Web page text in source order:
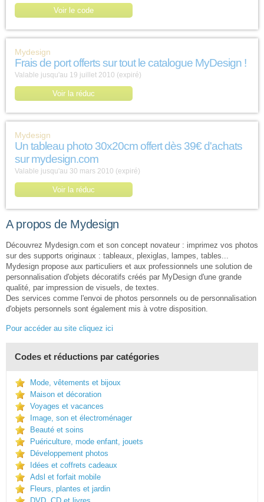
Voir le code
Mydesign
Frais de port offerts sur tout le catalogue MyDesign !
Valable jusqu'au 19 juillet 2010 (expiré)
Voir la réduc
Mydesign
Un tableau photo 30x20cm offert dès 39€ d'achats
sur mydesign.com
Valable jusqu'au 30 mars 2010 (expiré)
Voir la réduc
A propos de Mydesign
Découvrez Mydesign.com et son concept novateur : imprimez vos photos
sur des supports originaux : tableaux, plexiglas, lampes, tables...
Mydesign propose aux particuliers et aux professionnels une solution de
personnalisation d'objets décoratifs créés par MyDesign d'une grande
qualité, par impression de visuels, de textes.
Des services comme l'envoi de photos personnels ou de personnalisation
d'objets personnels sont également mis à votre disposition.
Pour accéder au site cliquez ici
Codes et réductions par catégories
Mode, vêtements et bijoux
Maison et décoration
Voyages et vacances
Image, son et électroménager
Beauté et soins
Puériculture, mode enfant, jouets
Développement photos
Idées et coffrets cadeaux
Adsl et forfait mobile
Fleurs, plantes et jardin